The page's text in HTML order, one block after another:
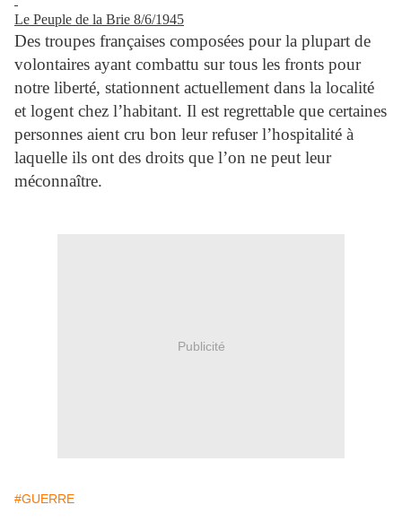
Le Peuple de la Brie 8/6/1945
Des troupes françaises composées pour la plupart de
volontaires ayant combattu sur tous les fronts pour
notre liberté, stationnent actuellement dans la localité
et logent chez l’habitant. Il est regrettable que certaines
personnes aient cru bon leur refuser l’hospitalité à
laquelle ils ont des droits que l’on ne peut leur
méconnaître.
Publicité
#GUERRE